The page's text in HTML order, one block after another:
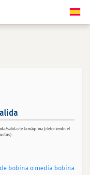
salida de la máquina (deteniendo el
bobina o media bobina